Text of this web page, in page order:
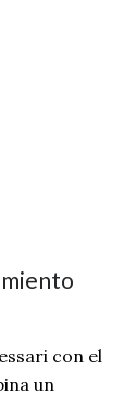
con el
un